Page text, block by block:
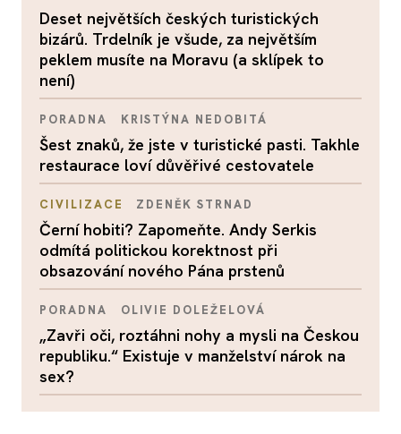
Deset největších českých turistických
bizárů. Trdelník je všude, za největším
peklem musíte na Moravu (a sklípek to
není)
PORADNA KRISTÝNA NEDOBITÁ
Šest znaků, že jste v turistické pasti. Takhle
restaurace loví důvěřivé cestovatele
CIVILIZACE ZDENĚK STRNAD
Černí hobiti? Zapomeňte. Andy Serkis
odmítá politickou korektnost při
obsazování nového Pána prstenů
PORADNA OLIVIE DOLEŽELOVÁ
„Zavři oči, roztáhni nohy a mysli na Českou
republiku.“ Existuje v manželství nárok na
sex?